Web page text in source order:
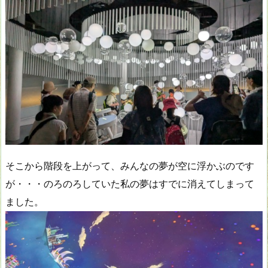
そこから階段を上がって、みんなの夢が空に浮かぶのです
が・・・のろのろしていた私の夢はすでに消えてしまって
ました。